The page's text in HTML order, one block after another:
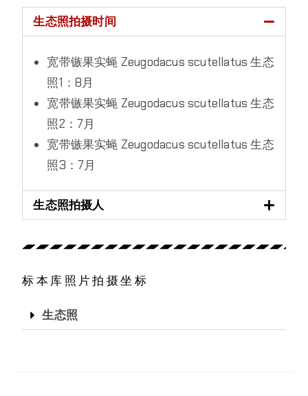
生态照拍摄时间
宽带镞果实蝇 Zeugodacus scutellatus 生态
照1：8月
宽带镞果实蝇 Zeugodacus scutellatus 生态
照2：7月
宽带镞果实蝇 Zeugodacus scutellatus 生态
照3：7月
生态照拍摄人
标本库照片拍摄坐标
生态照